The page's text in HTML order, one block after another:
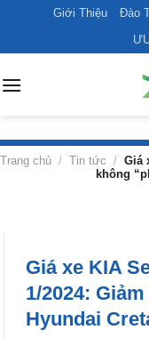
content
Giới Thiệu Đào
Trang chủ / Tin tức / Giá
không
Giá xe KIA
1/2024:
Hyundai